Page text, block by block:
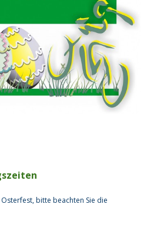
bitte beachten Sie die